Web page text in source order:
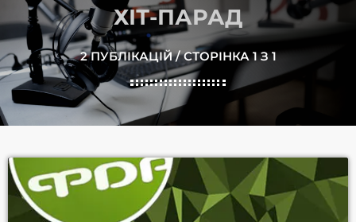
ХІТ-ПАРАД
2 ПУБЛІКАЦІЙ / СТОРІНКА 1 З 1